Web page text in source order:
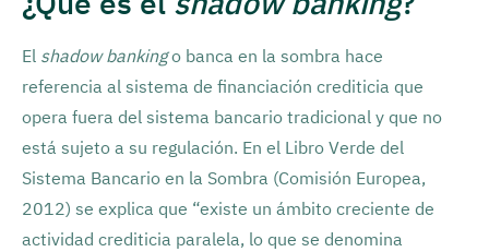
El shadow bankingo banca en la sombra hace
referencia al sistema de financiación crediticia que
opera fuera del sistema bancario tradicional y que no
está sujeto a su regulación. En el Libro Verde del
Sistema Bancario en la Sombra (Comisión Europea,
2012) se explica que “existe un ámbito creciente de
actividad crediticia paralela, lo que se denomina